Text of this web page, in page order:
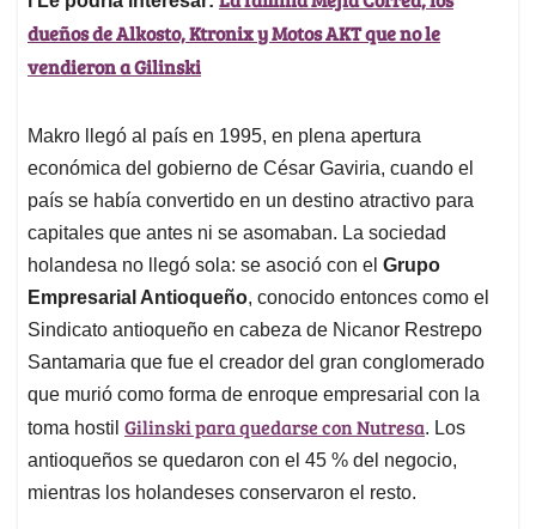
dueños de Alkosto, Ktronix y Motos AKT que no le
vendieron a Gilinski
Makro llegó al país en 1995, en plena apertura
económica del gobierno de César Gaviria, cuando el
país se había convertido en un destino atractivo para
capitales que antes ni se asomaban. La sociedad
holandesa no llegó sola: se asoció con el Grupo
Empresarial Antioqueño, conocido entonces como el
Sindicato antioqueño en cabeza de Nicanor Restrepo
Santamaria que fue el creador del gran conglomerado
que murió como forma de enroque empresarial con la
toma hostil Gilinski para quedarse con Nutresa. Los
antioqueños se quedaron con el 45 % del negocio,
mientras los holandeses conservaron el resto.